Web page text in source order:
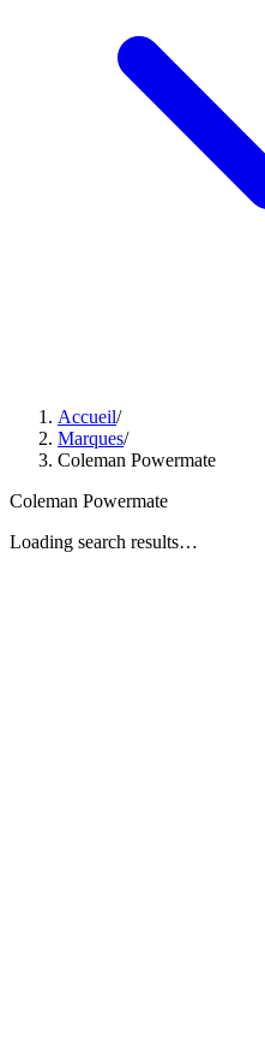
Accueil/
Marques/
Coleman Powermate
Coleman Powermate
Loading search results…